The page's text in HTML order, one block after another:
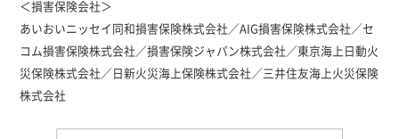
＜損害保険会社＞
あいおいニッセイ同和損害保険株式会社／AIG損害保険株式会社／セ
コム損害保険株式会社／損害保険ジャパン株式会社／東京海上日動火
災保険株式会社／日新火災海上保険株式会社／三井住友海上火災保険
株式会社